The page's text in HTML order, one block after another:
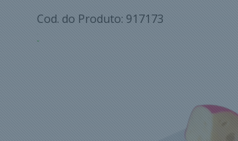
Cod. do Produto: 917173